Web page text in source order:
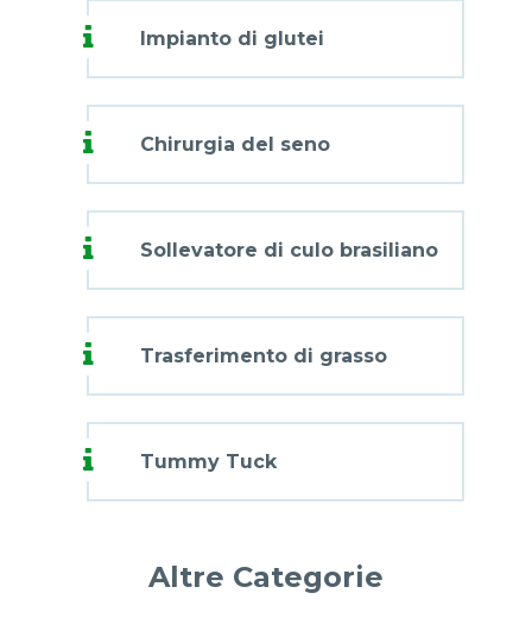
Impianto di glutei
Chirurgia del seno
Sollevatore di culo brasiliano
Trasferimento di grasso
Tummy Tuck
Altre Categorie